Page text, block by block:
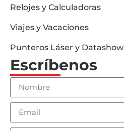
Relojes y Calculadoras
Viajes y Vacaciones
Punteros Láser y Datashow
Escríbenos